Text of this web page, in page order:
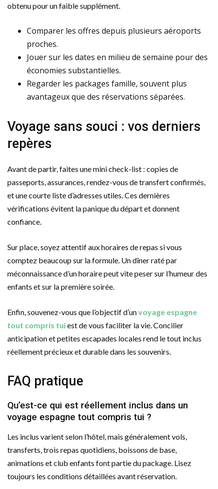
obtenu pour un faible supplément.
Comparer les offres depuis plusieurs aéroports
proches.
Jouer sur les dates en milieu de semaine pour des
économies substantielles.
Regarder les packages famille, souvent plus
avantageux que des réservations séparées.
Voyage sans souci : vos derniers
repères
Avant de partir, faites une mini check-list : copies de
passeports, assurances, rendez-vous de transfert confirmés,
et une courte liste d’adresses utiles. Ces dernières
vérifications évitent la panique du départ et donnent
confiance.
Sur place, soyez attentif aux horaires de repas si vous
comptez beaucoup sur la formule. Un dîner raté par
méconnaissance d’un horaire peut vite peser sur l’humeur des
enfants et sur la première soirée.
Enfin, souvenez-vous que l’objectif d’unvoyage espagne
tout compris tuiest de vous faciliter la vie. Concilier
anticipation et petites escapades locales rend le tout inclus
réellement précieux et durable dans les souvenirs.
FAQ pratique
Qu’est-ce qui est réellement inclus dans un
voyage espagne tout compris tui ?
Les inclus varient selon l’hôtel, mais généralement vols,
transferts, trois repas quotidiens, boissons de base,
animations et club enfants font partie du package. Lisez
toujours les conditions détaillées avant réservation.